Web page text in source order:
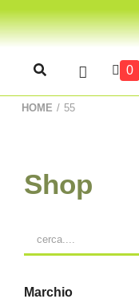
0
HOME / 55
Shop
Marchio